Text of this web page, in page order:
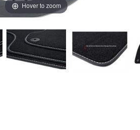
Hover to zoom